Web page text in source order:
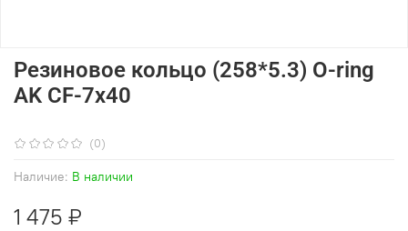
(0)
Наличие: В наличии
Резиновое кольцо (258*5.3) O-ring
AK CF-7x40
1 475 ₽